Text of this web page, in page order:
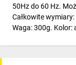
50Hz do 60 Hz.
Całkowite
Waga: 300g. Kolor: